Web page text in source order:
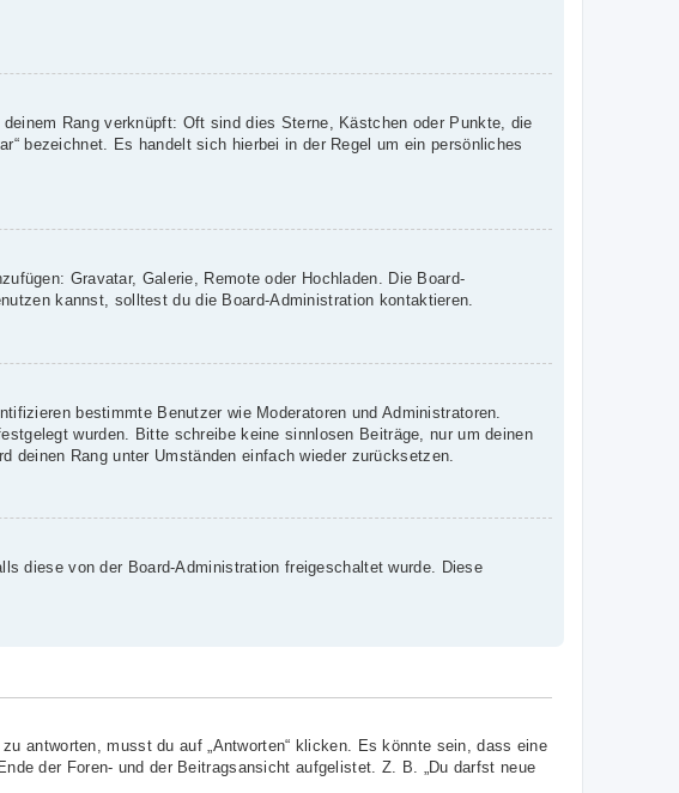
Rang verknüpft: Oft sind dies Sterne, Kästchen oder Punkte, die
bezeichnet. Es handelt sich hierbei in der Regel um ein persönliches
Gravatar, Galerie, Remote oder Hochladen. Die Board-
kannst, solltest du die Board-Administration kontaktieren.
bestimmte Benutzer wie Moderatoren und Administratoren.
wurden. Bitte schreibe keine sinnlosen Beiträge, nur um deinen
Rang unter Umständen einfach wieder zurücksetzen.
diese von der Board-Administration freigeschaltet wurde. Diese
antworten, musst du auf „Antworten“ klicken. Es könnte sein, dass eine
der Foren- und der Beitragsansicht aufgelistet. Z. B. „Du darfst neue